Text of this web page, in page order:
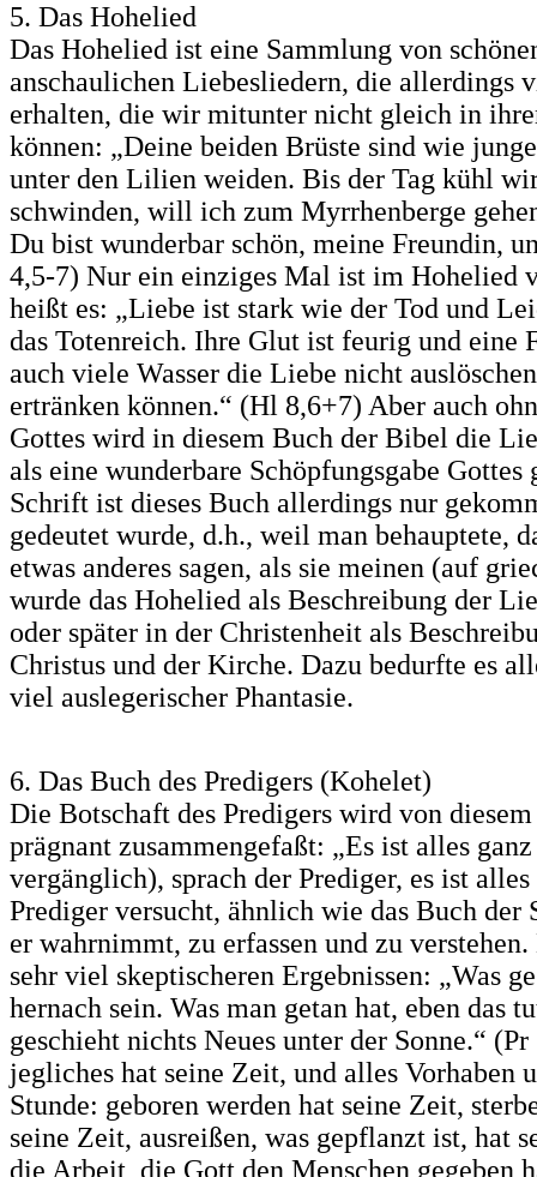
5. Das Hohelied
Das Hohelied ist eine Sammlung von
anschaulichen Liebesliedern, die allerdings
erhalten, die wir mitunter nicht gleich in
können: „Deine beiden Brüste sind wie
unter den Lilien weiden. Bis der Tag kühl
schwinden, will ich zum Myrrhenberge
Du bist wunderbar schön, meine Freundin,
4,5-7) Nur ein einziges Mal ist im Hohelied
heißt es: „Liebe ist stark wie der Tod und
das Totenreich. Ihre Glut ist feurig und eine
auch viele Wasser die Liebe nicht
ertränken können.“ (Hl 8,6+7) Aber auch
Gottes wird in diesem Buch der Bibel die
als eine wunderbare Schöpfungsgabe
Schrift ist dieses Buch allerdings nur
gedeutet wurde, d.h., weil man behauptete,
etwas anderes sagen, als sie meinen (auf
wurde das Hohelied als Beschreibung der
oder später in der Christenheit als
Christus und der Kirche. Dazu bedurfte es
viel auslegerischer Phantasie.
6. Das Buch des Predigers (Kohelet)
Die Botschaft des Predigers wird von
prägnant zusammengefaßt: „Es ist alles
vergänglich), sprach der Prediger, es ist
Prediger versucht, ähnlich wie das Buch
er wahrnimmt, zu erfassen und zu
sehr viel skeptischeren Ergebnissen: „Was
hernach sein. Was man getan hat, eben das
geschieht nichts Neues unter der Sonne.“
jegliches hat seine Zeit, und alles Vorhaben
Stunde: geboren werden hat seine Zeit,
seine Zeit, ausreißen, was gepflanzt ist, hat
die Arbeit, die Gott den Menschen gegeben